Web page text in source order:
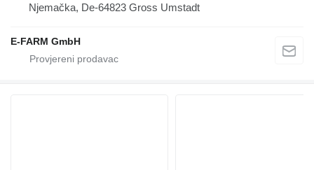
Njemačka, De-64823 Gross Umstadt
E-FARM GmbH